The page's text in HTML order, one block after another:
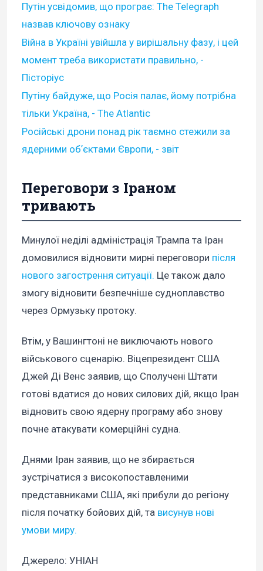
Путін усвідомив, що програє: The Telegraph
назвав ключову ознаку
Війна в Україні увійшла у вирішальну фазу, і цей
момент треба використати правильно, -
Пісторіус
Путіну байдуже, що Росія палає, йому потрібна
тільки Україна, - The Atlantic
Російські дрони понад рік таємно стежили за
ядерними обʼєктами Європи, - звіт
Переговори з Іраном
тривають
Минулої неділі адміністрація Трампа та Іран
домовилися відновити мирні переговори після
нового загострення ситуації. Це також дало
змогу відновити безпечніше судноплавство
через Ормузьку протоку.
Втім, у Вашингтоні не виключають нового
військового сценарію. Віцепрезидент США
Джей Ді Венс заявив, що Сполучені Штати
готові вдатися до нових силових дій, якщо Іран
відновить свою ядерну програму або знову
почне атакувати комерційні судна.
Днями Іран заявив, що не збирається
зустрічатися з високопоставленими
представниками США, які прибули до регіону
після початку бойових дій, та висунув нові
умови миру.
Джерело: УНІАН